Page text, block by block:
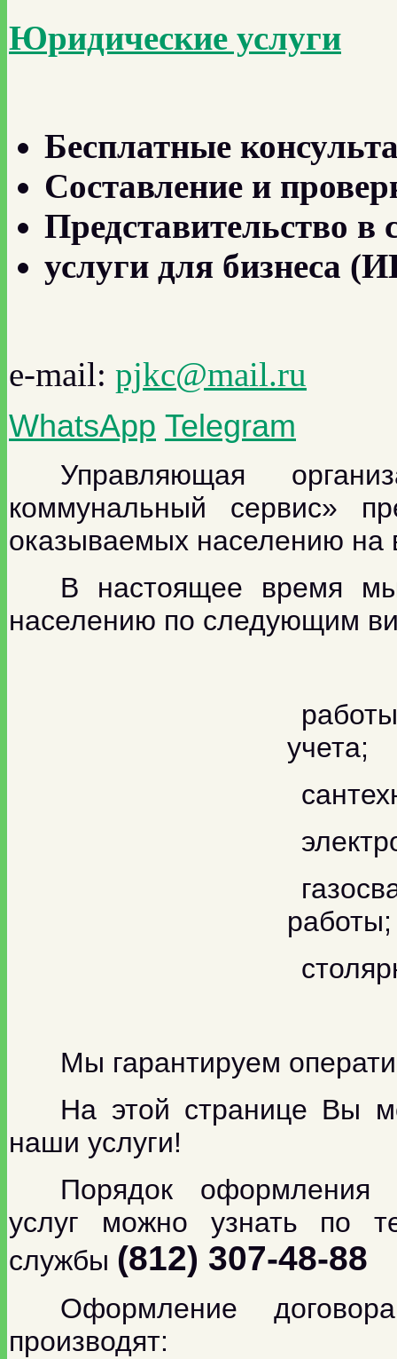
Юридические услуги
Бесплатные
Составление и
Представительство в
услуги для
e-mail: pjkc@mail.ru
WhatsApp Telegram
Управляющая
коммунальный сервис»
оказываемых населению на
В настоящее время мы
населению по следующим
учета;
работы;
Мы гарантируем
На этой странице Вы
наши услуги!
Порядок оформления
услуг можно узнать по
службы (812) 307-48-88
Оформление
производят: